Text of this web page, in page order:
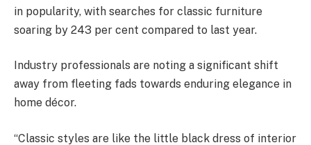
in popularity, with searches for classic furniture
soaring by 243 per cent compared to last year.
Industry professionals are noting a significant shift
away from fleeting fads towards enduring elegance in
home décor.
“Classic styles are like the little black dress of interior